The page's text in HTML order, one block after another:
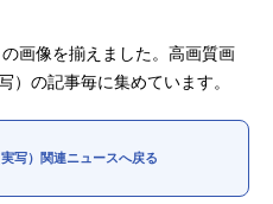
夏アニメ
画像を揃えました。高画質画
）の記事毎に集めています。
写）関連ニュースへ戻る